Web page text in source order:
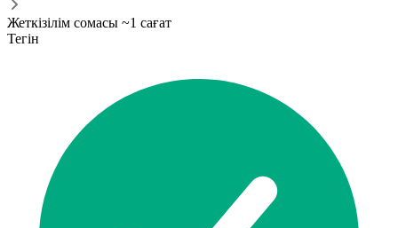
Жеткізілім сомасы ~1 сағат
Тегін